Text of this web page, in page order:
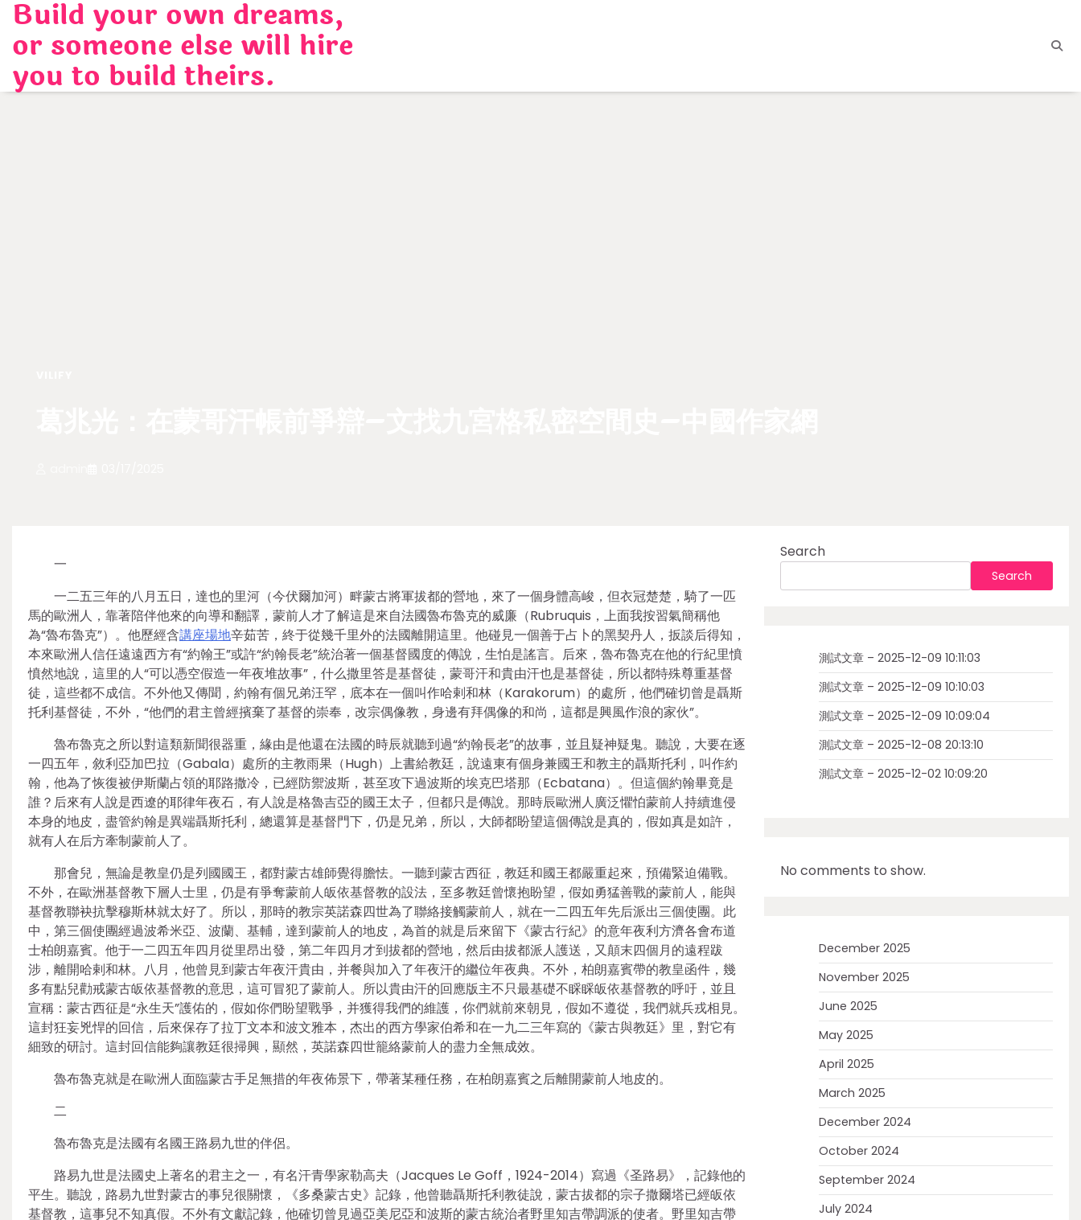
Skip
content
Build your own dreams,
or someone else will hire
you to build theirs.
一
一二五三年的八月五日，達也的里河（今伏爾加河）畔蒙古將軍拔都的營地，來了一個身體高峻，但衣冠楚楚，騎了一匹
馬的歐洲人，靠著陪伴他來的向導和翻譯，蒙前人才了解這是來自法國魯布魯克的威廉（Rubruquis，上面我按習氣簡稱他
為“魯布魯克”）。他歷經含講座場地辛茹苦，終于從幾千里外的法國離開這里。他碰見一個善于占卜的黑契丹人，扳談后得知，
本來歐洲人信任遠遠西方有“約翰王”或許“約翰長老”統治著一個基督國度的傳說，生怕是謠言。后來，魯布魯克在他的行紀里憤
憤然地說，這里的人“可以憑空假造一年夜堆故事”，什么撒里答是基督徒，蒙哥汗和貴由汗也是基督徒，所以都特殊尊重基督
徒，這些都不成信。不外他又傳聞，約翰有個兄弟汪罕，底本在一個叫作哈剌和林（Karakorum）的處所，他們確切曾是聶斯
托利基督徒，不外，“他們的君主曾經擯棄了基督的崇奉，改宗偶像教，身邊有拜偶像的和尚，這都是興風作浪的家伙”。
魯布魯克之所以對這類新聞很器重，緣由是他還在法國的時辰就聽到過“約翰長老”的故事，並且疑神疑鬼。聽說，大要在逐
一四五年，敘利亞加巴拉（Gabala）處所的主教雨果（Hugh）上書給教廷，說遠東有個身兼國王和教主的聶斯托利，叫作約
翰，他為了恢復被伊斯蘭占領的耶路撒冷，已經防禦波斯，甚至攻下過波斯的埃克巴塔那（Ecbatana）。但這個約翰畢竟是
誰？后來有人說是西遼的耶律年夜石，有人說是格魯吉亞的國王太子，但都只是傳說。那時辰歐洲人廣泛懼怕蒙前人持續進侵
本身的地皮，盡管約翰是異端聶斯托利，總還算是基督門下，仍是兄弟，所以，大師都盼望這個傳說是真的，假如真是如許，
就有人在后方牽制蒙前人了。
那會兒，無論是教皇仍是列國國王，都對蒙古雄師覺得膽怯。一聽到蒙古西征，教廷和國王都嚴重起來，預備緊迫備戰。
不外，在歐洲基督教下層人士里，仍是有爭奪蒙前人皈依基督教的設法，至多教廷曾懷抱盼望，假如勇猛善戰的蒙前人，能與
基督教聯袂抗擊穆斯林就太好了。所以，那時的教宗英諾森四世為了聯絡接觸蒙前人，就在一二四五年先后派出三個使團。此
中，第三個使團經過波希米亞、波蘭、基輔，達到蒙前人的地皮，為首的就是后來留下《蒙古行紀》的意年夜利方濟各會布道
士柏朗嘉賓。他于一二四五年四月從里昂出發，第二年四月才到拔都的營地，然后由拔都派人護送，又顛末四個月的遠程跋
涉，離開哈剌和林。八月，他曾見到蒙古年夜汗貴由，并餐與加入了年夜汗的繼位年夜典。不外，柏朗嘉賓帶的教皇函件，幾
多有點兒勸戒蒙古皈依基督教的意思，這可冒犯了蒙前人。所以貴由汗的回應版主不只最基礎不睬睬皈依基督教的呼吁，並且
宣稱：蒙古西征是“永生天”護佑的，假如你們盼望戰爭，并獲得我們的維護，你們就前來朝見，假如不遵從，我們就兵戎相見。
這封狂妄兇悍的回信，后來保存了拉丁文本和波文雅本，杰出的西方學家伯希和在一九二三年寫的《蒙古與教廷》里，對它有
細致的研討。這封回信能夠讓教廷很掃興，顯然，英諾森四世籠絡蒙前人的盡力全無成效。
魯布魯克就是在歐洲人面臨蒙古手足無措的年夜佈景下，帶著某種任務，在柏朗嘉賓之后離開蒙前人地皮的。
二
魯布魯克是法國有名國王路易九世的伴侶。
路易九世是法國史上著名的君主之一，有名汗青學家勒高夫（Jacques Le Goff，1924-2014）寫過《圣路易》，記錄他的
平生。聽說，路易九世對蒙古的事兒很關懷，《多桑蒙古史》記錄，他曾聽聶斯托利教徒說，蒙古拔都的宗子撒爾塔已經皈依
基督教，這事兒不知真假。不外有文獻記錄，他確切曾見過亞美尼亞和波斯的蒙古統治者野里知吉帶調派的使者。野里知吉帶
Search
Search
測試文章 – 2025-12-09 10:11:03
測試文章 – 2025-12-09 10:10:03
測試文章 – 2025-12-09 10:09:04
測試文章 – 2025-12-08 20:13:10
測試文章 – 2025-12-02 10:09:20
No comments to show.
December 2025
November 2025
June 2025
May 2025
April 2025
March 2025
December 2024
October 2024
September 2024
July 2024